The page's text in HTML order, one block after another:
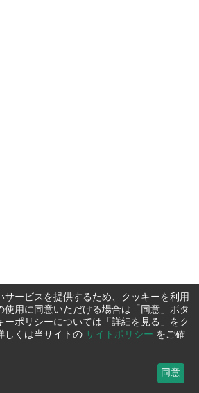
サービスを提供するため、クッキーを利用
使用に同意いただける場合は「同意」ボタ
ーポリシーについては「詳細を見る」をク
しくは当サイトの サイトポリシー をご確
同意